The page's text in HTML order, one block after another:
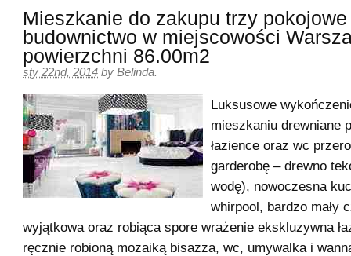
Mieszkanie do zakupu trzy
budownictwo w miejscowości
powierzchni 86.00m2
sty 22nd, 2014 by Belinda.
Luksusowe
mieszkaniu drewniane
łazience oraz wc
garderobę – drewno
wodę), nowoczesna
whirpool, bardzo mały
wyjątkowa oraz robiąca spore wrażenie ekskluzywna
ręcznie robioną mozaiką bisazza, wc, umywalka i